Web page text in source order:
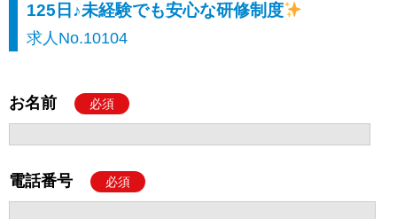
125日♪未経験でも安心な研修制度
求人No.10104
お名前 必須
電話番号 必須